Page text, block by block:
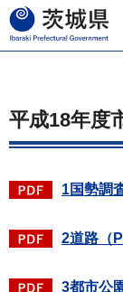
茨城県
平成18年度
1国勢調
2道路（
3都市公